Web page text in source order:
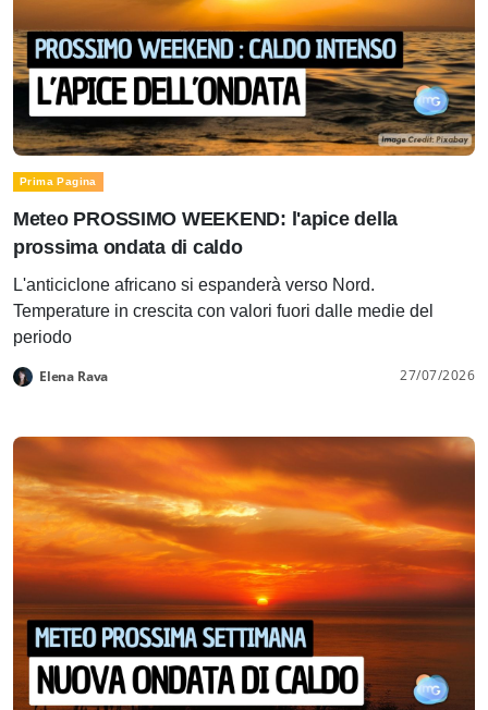
Prima Pagina
Meteo PROSSIMO WEEKEND: l'apice della
prossima ondata di caldo
L'anticiclone africano si espanderà verso Nord.
Temperature in crescita con valori fuori dalle medie del
periodo
Elena Rava 27/07/2026